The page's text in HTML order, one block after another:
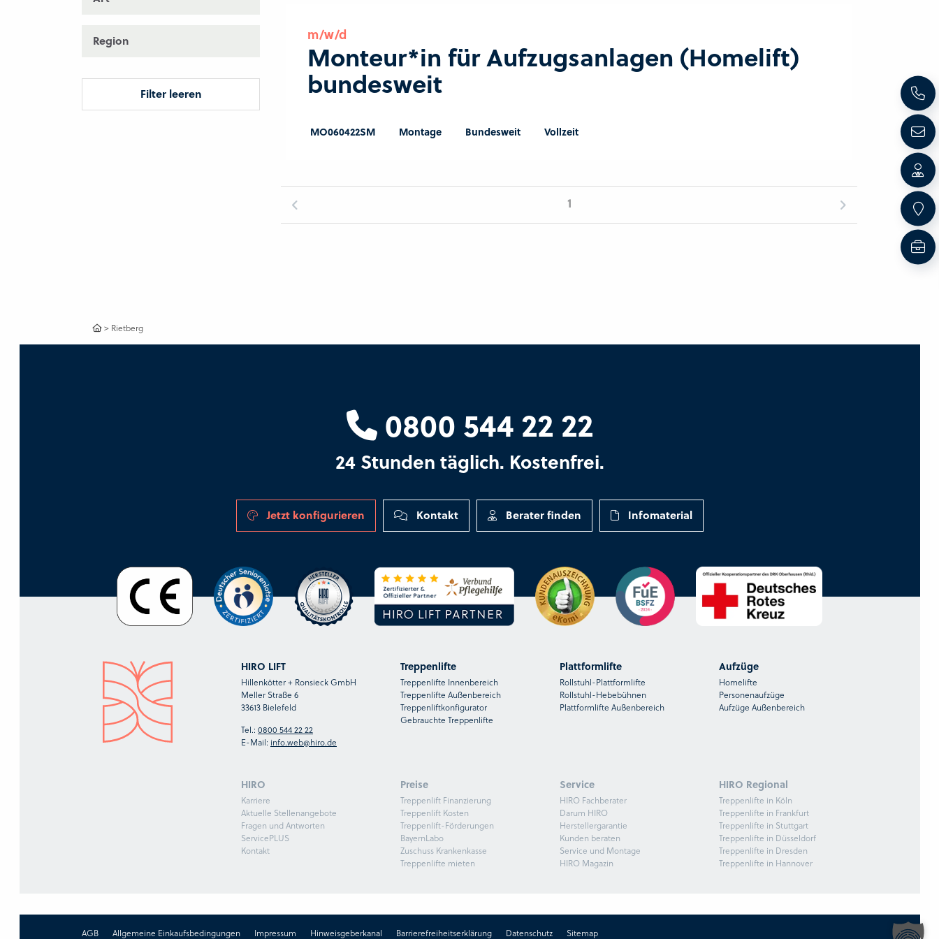
Region
Filter leeren
m/w/d
Monteur*in für Aufzugsanlagen (Homelift)
bundesweit
MO060422SM Montage Bundesweit Vollzeit
1
> Rietberg
0800 544 22 22
24 Stunden täglich. Kostenfrei.
Jetzt konfigurieren Kontakt Berater finden Infomaterial
HIRO LIFT
Hillenkötter + Ronsieck GmbH
Meller Straße 6
33613 Bielefeld
Tel.: 0800 544 22 22
E-Mail: info.web@hiro.de
Treppenlifte
Treppenlifte Innenbereich
Treppenlifte Außenbereich
Treppenliftkonfigurator
Gebrauchte Treppenlifte
Plattformlifte
Rollstuhl-Plattformlifte
Rollstuhl-Hebebühnen
Plattformlifte Außenbereich
Aufzüge
Homelifte
Personenaufzüge
Aufzüge Außenbereich
HIRO
Karriere
Aktuelle Stellenangebote
Fragen und Antworten
ServicePLUS
Kontakt
Preise
Treppenlift Finanzierung
Treppenlift Kosten
Treppenlift-Förderungen
BayernLabo
Zuschuss Krankenkasse
Treppenlifte mieten
Service
HIRO Fachberater
Darum HIRO
Herstellergarantie
Kunden beraten
Service und Montage
HIRO Magazin
HIRO Regional
Treppenlifte in Köln
Treppenlifte in Frankfurt
Treppenlifte in Stuttgart
Treppenlifte in Düsseldorf
Treppenlifte in Dresden
Treppenlifte in Hannover
AGB Allgemeine Einkaufsbedingungen Impressum Hinweisgeberkanal Barrierefreiheitserklärung Datenschutz Sitemap